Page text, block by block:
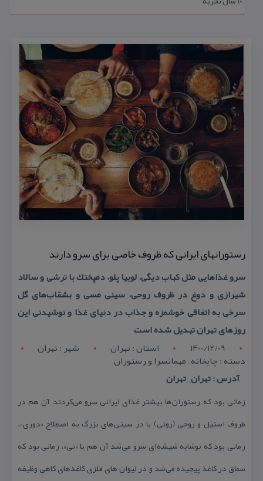
رستورانهای ایرانی كه ظروف خاصی برای سرو دارند
سرو غذاهایی مثل كباب دیگی، لوبیا پلو، دمپختك با ترشی و سالاد
شیرازی و دوغ در ظروف روحی، سینی مسی و بشقاب‌های گل
سرخی به اتفاقی خوشمزه و جذاب در دنیای غذا و نوشیدنی این
روزهای تهران تبدیل شده است
1400/12/09
استان : تهران شهر : تهران
دسته : چایخانه , مهمانسرا و رستوران
آدرس : تهران_تهران
زمانی بود كه رستوران‌ها بیشتر غذای ایرانی سرو می‌كردند آن هم در
ظروف استیل و روحی (روئی) یا در سینی‌های بزرگ به اصطلاح «دوری».
زمانی بود كه نوشابه شیشه‌ای سرو می‌شد آن هم با «نی»، زمانی بود كه
سماق در كاغذ پیچیده می‌شد و در لیوان های فلزی كاغذهای كاهی وظیفه